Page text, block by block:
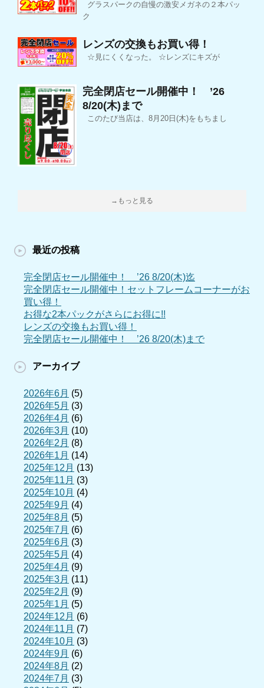
グラスパークの自慢の激安メガネの２本パッ
ク
レンズの交換もお買い得！
☆見にくくなった。 ☆レンズにキズが
完全閉店セール開催中！ ’26
8/20(木)まで
このたび当店は、8月20日(木)をもちまし
→もっと見る
最近の投稿
完全閉店セール開催中！ ’26 8/20(木)迄
完全閉店セール開催中！セットフレームコーナーがお
買い得！
お得な2本パックがさらにお得に!!
レンズの交換もお買い得！
完全閉店セール開催中！ ’26 8/20(木)まで
アーカイブ
2026年6月 (5)
2026年5月 (3)
2026年4月 (6)
2026年3月 (10)
2026年2月 (8)
2026年1月 (14)
2025年12月 (13)
2025年11月 (3)
2025年10月 (4)
2025年9月 (4)
2025年8月 (5)
2025年7月 (6)
2025年6月 (3)
2025年5月 (4)
2025年4月 (9)
2025年3月 (11)
2025年2月 (9)
2025年1月 (5)
2024年12月 (6)
2024年11月 (7)
2024年10月 (3)
2024年9月 (6)
2024年8月 (2)
2024年7月 (3)